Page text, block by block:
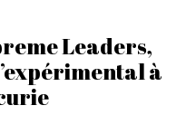
Leaders,
à